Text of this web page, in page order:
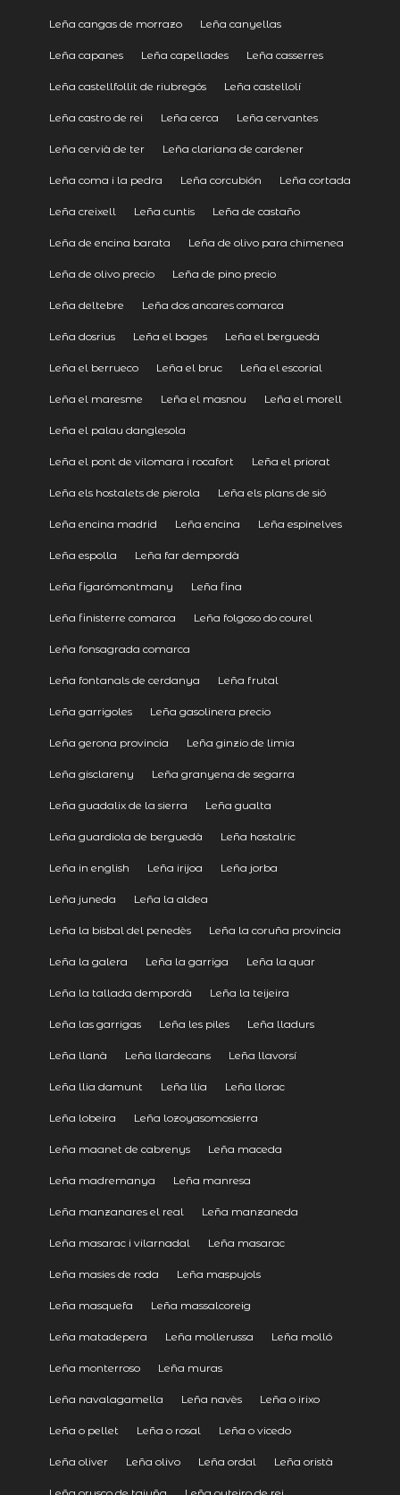
Leña cangas de morrazo Leña canyellas
Leña capanes Leña capellades Leña casserres
Leña castellfollit de riubregós Leña castellolí
Leña castro de rei Leña cerca Leña cervantes
Leña cervià de ter Leña clariana de cardener
Leña coma i la pedra Leña corcubión Leña cortada
Leña creixell Leña cuntis Leña de castaño
Leña de encina barata Leña de olivo para chimenea
Leña de olivo precio Leña de pino precio
Leña deltebre Leña dos ancares comarca
Leña dosrius Leña el bages Leña el berguedà
Leña el berrueco Leña el bruc Leña el escorial
Leña el maresme Leña el masnou Leña el morell
Leña el palau danglesola
Leña el pont de vilomara i rocafort Leña el priorat
Leña els hostalets de pierola Leña els plans de sió
Leña encina madrid Leña encina Leña espinelves
Leña espolla Leña far dempordà
Leña figarómontmany Leña fina
Leña finisterre comarca Leña folgoso do courel
Leña fonsagrada comarca
Leña fontanals de cerdanya Leña frutal
Leña garrigoles Leña gasolinera precio
Leña gerona provincia Leña ginzio de limia
Leña gisclareny Leña granyena de segarra
Leña guadalix de la sierra Leña gualta
Leña guardiola de berguedà Leña hostalric
Leña in english Leña irijoa Leña jorba
Leña juneda Leña la aldea
Leña la bisbal del penedès Leña la coruña provincia
Leña la galera Leña la garriga Leña la quar
Leña la tallada dempordà Leña la teijeira
Leña las garrigas Leña les piles Leña lladurs
Leña llanà Leña llardecans Leña llavorsí
Leña llia damunt Leña llia Leña llorac
Leña lobeira Leña lozoyasomosierra
Leña maanet de cabrenys Leña maceda
Leña madremanya Leña manresa
Leña manzanares el real Leña manzaneda
Leña masarac i vilarnadal Leña masarac
Leña masies de roda Leña maspujols
Leña masquefa Leña massalcoreig
Leña matadepera Leña mollerussa Leña molló
Leña monterroso Leña muras
Leña navalagamella Leña navès Leña o irixo
Leña o pellet Leña o rosal Leña o vicedo
Leña oliver Leña olivo Leña ordal Leña oristà